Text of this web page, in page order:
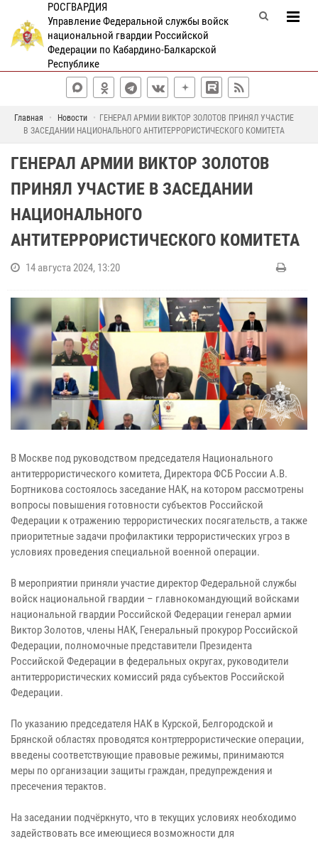
РОСГВАРДИЯ
Управление Федеральной службы войск
национальной гвардии Российской
Федерации по Кабардино-Балкарской
Республике
Главная Новости
ГЕНЕРАЛ АРМИИ ВИКТОР ЗОЛОТОВ ПРИНЯЛ УЧАСТИЕ
В ЗАСЕДАНИИ НАЦИОНАЛЬНОГО АНТИТЕРРОРИСТИЧЕСКОГО КОМИТЕТА
ГЕНЕРАЛ АРМИИ ВИКТОР ЗОЛОТОВ
ПРИНЯЛ УЧАСТИЕ В ЗАСЕДАНИИ
НАЦИОНАЛЬНОГО
АНТИТЕРРОРИСТИЧЕСКОГО КОМИТЕТА
14 августа 2024, 13:20
В Москве под руководством председателя Национального
антитеррористического комитета, Директора ФСБ России А.В.
Бортникова состоялось заседание НАК, на котором рассмотрены
вопросы повышения готовности субъектов Российской
Федерации к отражению террористических посягательств, а также
приоритетные задачи профилактики террористических угроз в
условиях проведения специальной военной операции.
В мероприятии приняли участие директор Федеральной службы
войск национальной гвардии – главнокомандующий войсками
национальной гвардии Российской Федерации генерал армии
Виктор Золотов, члены НАК, Генеральный прокурор Российской
Федерации, полномочные представители Президента
Российской Федерации в федеральных округах, руководители
антитеррористических комиссий ряда субъектов Российской
Федерации.
По указанию председателя НАК в Курской, Белгородской и
Брянской областях проводятся контртеррористические операции,
введены соответствующие правовые режимы, принимаются
меры по организации защиты граждан, предупреждения и
пресечения терактов.
На заседании подчёркнуто, что в текущих условиях необходимо
задействовать все имеющиеся возможности для